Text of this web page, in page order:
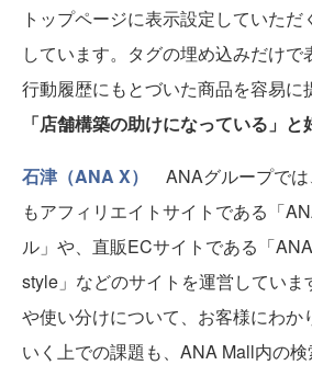
トップページに表示設定していた
しています。タグの埋め込みだけ
行動履歴にもとづいた商品を容易に
「店舗構築の助けになっている」と
石津（ANA X）
ANAグループで
もアフィリエイトサイトである「
ル」や、直販ECサイトである「
style」などのサイトを運営していま
や使い分けについて、お客様にわか
いく上での課題も、ANA Mall内の